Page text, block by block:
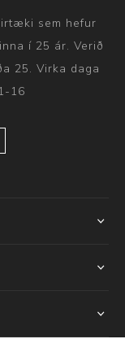
sem hefur
í 25 ár. Verið
25. Virka daga
16